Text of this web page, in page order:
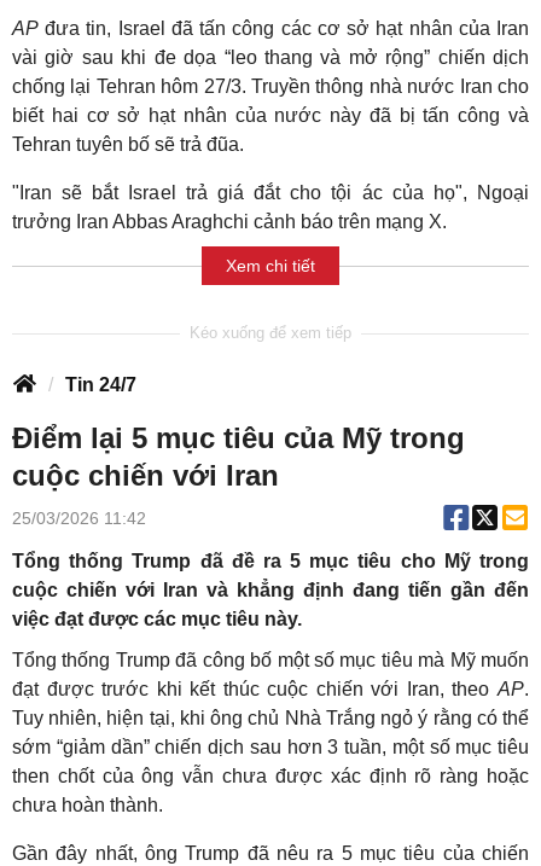
AP đưa tin, Israel đã tấn công các cơ sở hạt nhân của Iran
vài giờ sau khi đe dọa “leo thang và mở rộng” chiến dịch
chống lại Tehran hôm 27/3. Truyền thông nhà nước Iran cho
biết hai cơ sở hạt nhân của nước này đã bị tấn công và
Tehran tuyên bố sẽ trả đũa.
"Iran sẽ bắt Israel trả giá đắt cho tội ác của họ", Ngoại
trưởng Iran Abbas Araghchi cảnh báo trên mạng X.
Xem chi tiết
Tin 24/7
Điểm lại 5 mục tiêu của Mỹ trong
cuộc chiến với Iran
25/03/2026 11:42
Tổng thống Trump đã đề ra 5 mục tiêu cho Mỹ trong
cuộc chiến với Iran và khẳng định đang tiến gần đến
việc đạt được các mục tiêu này.
Tổng thống Trump đã công bố một số mục tiêu mà Mỹ muốn
đạt được trước khi kết thúc cuộc chiến với Iran, theo AP.
Tuy nhiên, hiện tại, khi ông chủ Nhà Trắng ngỏ ý rằng có thể
sớm “giảm dần” chiến dịch sau hơn 3 tuần, một số mục tiêu
then chốt của ông vẫn chưa được xác định rõ ràng hoặc
chưa hoàn thành.
Gần đây nhất, ông Trump đã nêu ra 5 mục tiêu của chiến